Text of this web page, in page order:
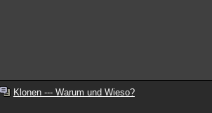
Klonen --- Warum und Wieso?